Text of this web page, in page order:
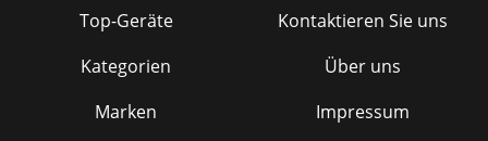
Top-Geräte
Kategorien
Marken
Kontaktieren Sie uns
Über uns
Impressum